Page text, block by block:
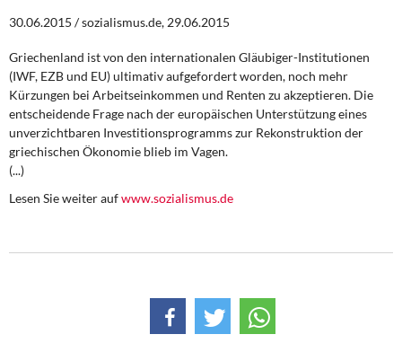
Leitlinien linker Wirtschafts- und Finanzpolitik
Wirtschaftspolitik
Steuer- und Finanzpolitik
Öffentliche Infrastruktur und Daseinsvorsorge
30.06.2015 / sozialismus.de, 29.06.2015
Griechenland ist von den internationalen Gläubiger-Institutionen
(IWF, EZB und EU) ultimativ aufgefordert worden, noch mehr
Kürzungen bei Arbeitseinkommen und Renten zu akzeptieren. Die
entscheidende Frage nach der europäischen Unterstützung eines
unverzichtbaren Investitionsprogramms zur Rekonstruktion der
griechischen Ökonomie blieb im Vagen.
(...)
Lesen Sie weiter aufwww.sozialismus.de